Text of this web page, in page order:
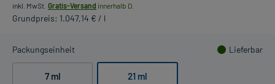
inkl. MwSt. Gratis-Versand innerhalb D.
Grundpreis: 1.047,14 € / l
Packungseinheit Lieferbar
7 ml 21 ml